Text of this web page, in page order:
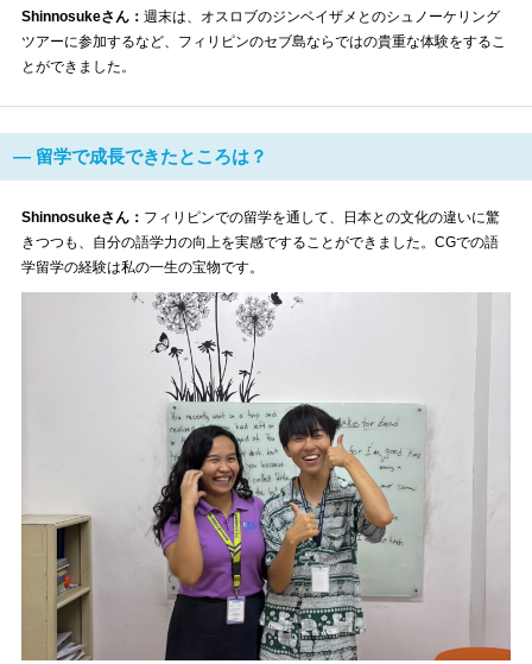
Shinnosukeさん： 週末は、オスロブのジンベイザメとのシュノーケリング
ツアーに参加するなど、フィリピンのセブ島ならではの貴重な体験をするこ
とができました。
― 留学で成長できたところは？
Shinnosukeさん： フィリピンでの留学を通して、日本との文化の違いに驚
きつつも、自分の語学力の向上を実感ですることができました。CGでの語
学留学の経験は私の一生の宝物です。